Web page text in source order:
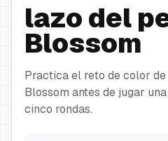
lazo del
Blossom
Practica el reto de color
Blossom antes de jugar
cinco rondas.